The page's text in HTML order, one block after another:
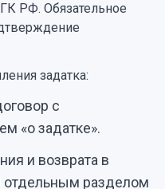
ГК РФ. Обязательное
задатка:
с
«о задатке».
и возврата в
разделом